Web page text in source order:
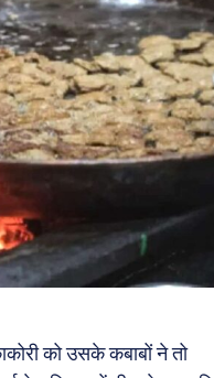
को उसके कबाबों ने तो